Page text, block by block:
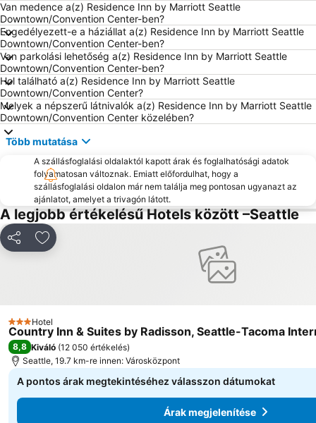
Van medence a(z) Residence Inn by Marriott Seattle
Downtown/Convention Center-ben?
Engedélyezett-e a háziállat a(z) Residence Inn by Marriott Seattle
Downtown/Convention Center-ben?
Van parkolási lehetőség a(z) Residence Inn by Marriott Seattle
Downtown/Convention Center-ben?
Hol található a(z) Residence Inn by Marriott Seattle
Downtown/Convention Center?
Melyek a népszerű látnivalók a(z) Residence Inn by Marriott Seattle
Downtown/Convention Center közelében?
Több mutatása
A szállásfoglalási oldalaktól kapott árak és foglalhatósági adatok
folyamatosan változnak. Emiatt előfordulhat, hogy a
szállásfoglalási oldalon már nem találja meg pontosan ugyanazt az
ajánlatot, amelyet a trivagón látott.
A legjobb értékelésű Hotels között –Seattle
MegosztásHozzáadás a kedvencekhez
3 Kategória
Hotel
Country Inn & Suites by Radisson, Seattle-Tacoma
8,8 Kiváló (12 050 értékelés)
Seattle, 19.7 km-re innen: Városközpont
A pontos árak megtekintéséhez válasszon dátumokat
Árak megjelenítése